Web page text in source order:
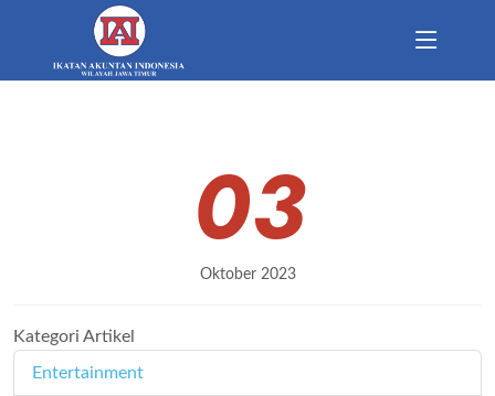
03
Oktober 2023
Kategori Artikel
Entertainment